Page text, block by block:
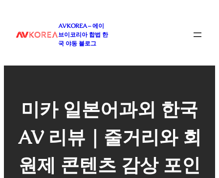
로
AVKOREA – 에이
브이코리아 합법 한
국 야동 블로그
미카 일본어과외 한국
AV 리뷰｜줄거리와 회
원제 콘텐츠 감상 포인